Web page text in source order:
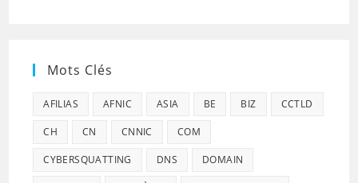
Mots Clés
AFILIAS AFNIC ASIA BE BIZ CCTLD
CH CN CNNIC COM
CYBERSQUATTING DNS DOMAIN